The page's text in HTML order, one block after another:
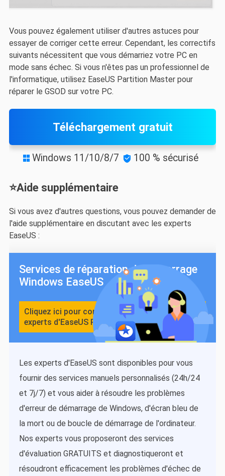
Vous pouvez également utiliser d'autres astuces pour
essayer de corriger cette erreur. Cependant, les correctifs
suivants nécessitent que vous démarriez votre PC en
mode sans échec. Si vous n'êtes pas un professionnel de
l'informatique, utilisez EaseUS Partition Master pour
réparer le GSOD sur votre PC.
Téléchargement gratuit
 Windows 11/10/8/7  100 % sécurisé
⭐Aide supplémentaire
Si vous avez d'autres questions, vous pouvez demander de
l'aide supplémentaire en discutant avec les experts
EaseUS :
Services de réparation de démarrage
Windows EaseUS
Cliquez ici pour contacter gratuitement les
experts d'EaseUS Partition Master
Les experts d'EaseUS sont disponibles pour vous
fournir des services manuels personnalisés (24h/24
et 7j/7) et vous aider à résoudre les problèmes
d'erreur de démarrage de Windows, d'écran bleu de
la mort ou de boucle de démarrage de l'ordinateur.
Nos experts vous proposeront des services
d'évaluation GRATUITS et diagnostiqueront et
résoudront efficacement les problèmes d'échec de